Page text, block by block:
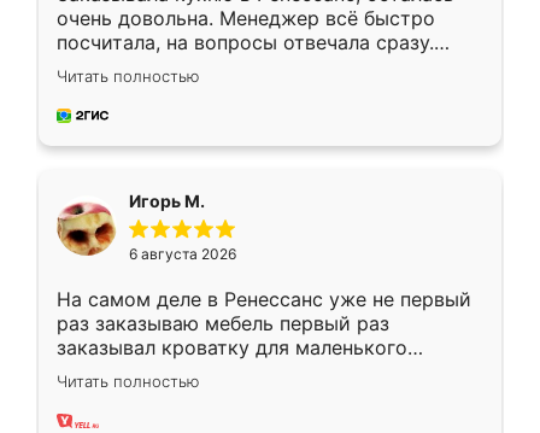
очень довольна. Менеджер всё быстро
посчитала, на вопросы отвечала сразу.
Замерщик приехал в субботу, подошёл к
делу со всей ответственностью. Собрали
за день, ребята работали аккуратно, даже
Читать полностью
Игорь М.
6 августа 2026
На самом деле в Ренессанс уже не первый
раз заказываю мебель первый раз
заказывал кроватку для маленького
ребёнка при его рождении ,во второй раз
заказал шкаф-купе. По качеству очень
хорошее сборка достаточно быстрая,
Читать полностью